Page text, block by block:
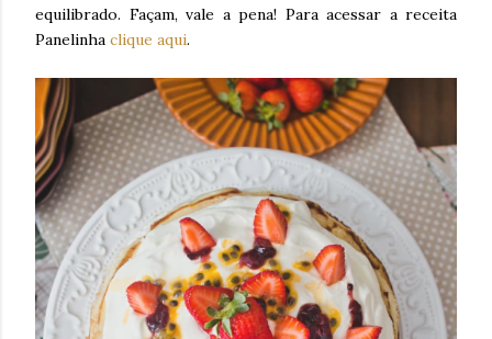
equilibrado. Façam, vale a pena! Para acessar a receita
Panelinha clique aqui.